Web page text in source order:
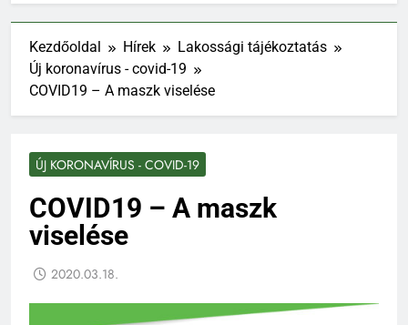
Kezdőoldal Hírek
Lakossági tájékoztatás
Új koronavírus - covid-19
COVID19 – A maszk viselése
ÚJ KORONAVÍRUS - COVID-19
COVID19 – A maszk
viselése
2020.03.18.